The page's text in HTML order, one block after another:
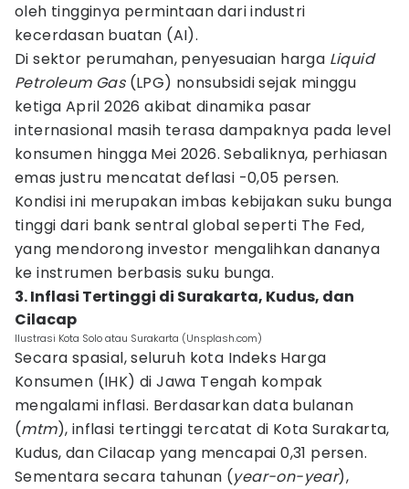
oleh tingginya permintaan dari industri
kecerdasan buatan (AI).
Di sektor perumahan, penyesuaian harga Liquid
Petroleum Gas(LPG) nonsubsidi sejak minggu
ketiga April 2026 akibat dinamika pasar
internasional masih terasa dampaknya pada level
konsumen hingga Mei 2026. Sebaliknya, perhiasan
emas justru mencatat deflasi -0,05 persen.
Kondisi ini merupakan imbas kebijakan suku bunga
tinggi dari bank sentral global seperti The Fed,
yang mendorong investor mengalihkan dananya
ke instrumen berbasis suku bunga.
3. Inflasi Tertinggi di Surakarta, Kudus, dan
Cilacap
Ilustrasi Kota Solo atau Surakarta (Unsplash.com)
Secara spasial, seluruh kota Indeks Harga
Konsumen (IHK) di Jawa Tengah kompak
mengalami inflasi. Berdasarkan data bulanan
(mtm), inflasi tertinggi tercatat di Kota Surakarta,
Kudus, dan Cilacap yang mencapai 0,31 persen.
Sementara secara tahunan (year-on-year),